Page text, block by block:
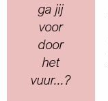
ga jij
voor
door
het
vuur...?